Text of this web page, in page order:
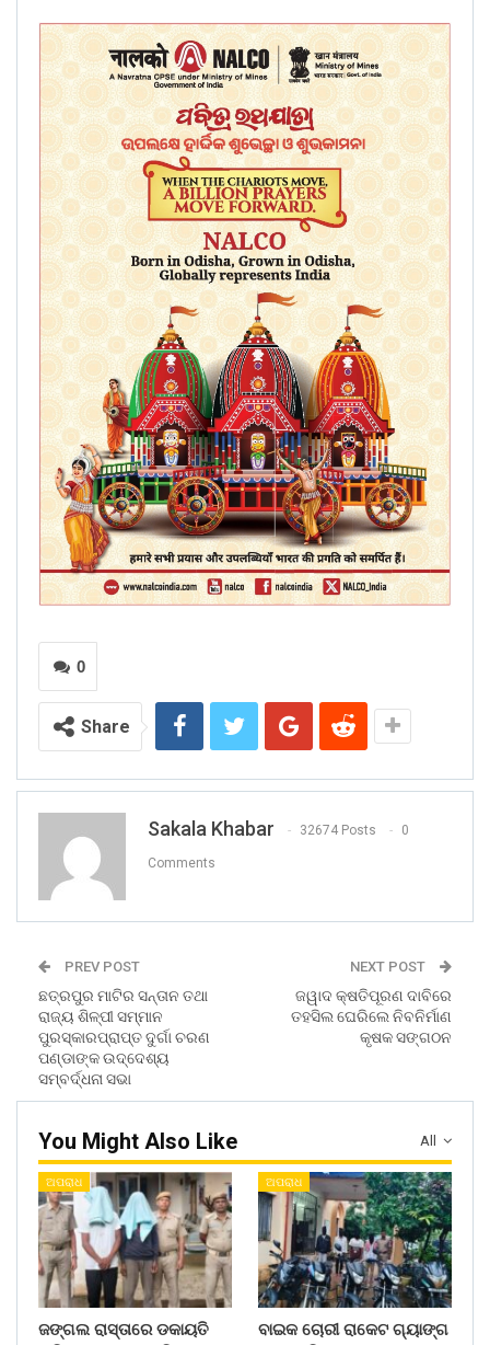
0
Share
Sakala Khabar 32674 Posts 0
Comments
PREV POST
ଛତ୍ରପୁର ମାଟିର ସନ୍ତାନ ତଥା
ରାଜ୍ୟ ଶିଳ୍ପୀ ସମ୍ମାନ
ପୁରସ୍କାରପ୍ରାପ୍ତ ଦୁର୍ଗା ଚରଣ
ପଣ୍ଡାଙ୍କ ଉଦ୍ଦେଶ୍ୟ
ସମ୍ବର୍ଦ୍ଧନା ସଭା
NEXT POST
ଜୱାଦ କ୍ଷତିପୂରଣ ଦାବିରେ
ତହସିଲ ଘେରିଲେ ନିବନିର୍ମାଣ
କୃଷକ ସଙ୍ଗଠନ
All
You Might Also Like
ଅପରାଧ
ଜଙ୍ଗଲ ରାସ୍ତାରେ ଡକାୟତି
ଅପରାଧ
ବାଇକ ଚୋରୀ ରାକେଟ ଗ୍ୟାଙ୍ଗ